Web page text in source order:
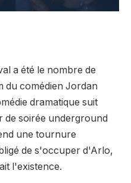
a été le nombre de
du comédien Jordan
dramatique suit
de soirée underground
une tournure
de s'occuper d'Arlo,
l'existence.